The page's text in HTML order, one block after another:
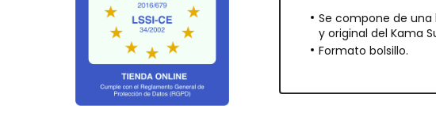
Se compone de
y original del Kama
Formato bolsillo.